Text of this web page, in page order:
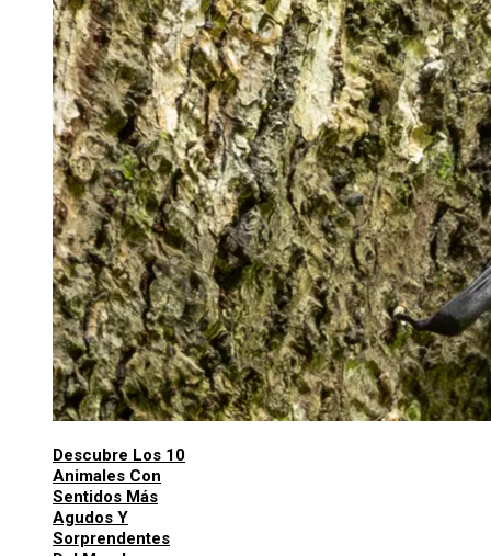
Descubre Los 10
Animales Con
Sentidos Más
Agudos Y
Sorprendentes